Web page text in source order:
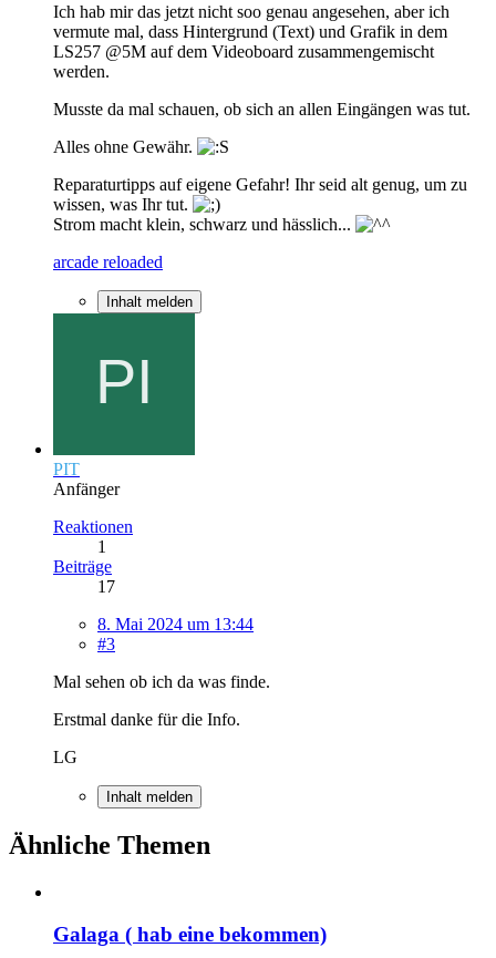
Ich hab mir das jetzt nicht soo genau angesehen, aber ich
vermute mal, dass Hintergrund (Text) und Grafik in dem
LS257 @5M auf dem Videoboard zusammengemischt
werden.
Musste da mal schauen, ob sich an allen Eingängen was tut.
Alles ohne Gewähr.
Reparaturtipps auf eigene Gefahr! Ihr seid alt genug, um zu
wissen, was Ihr tut.
Strom macht klein, schwarz und hässlich...
arcade reloaded
Inhalt melden
PIT
Anfänger
Reaktionen
1
Beiträge
17
8. Mai 2024 um 13:44
#3
Mal sehen ob ich da was finde.
Erstmal danke für die Info.
LG
Inhalt melden
Ähnliche Themen
Galaga ( hab eine bekommen)